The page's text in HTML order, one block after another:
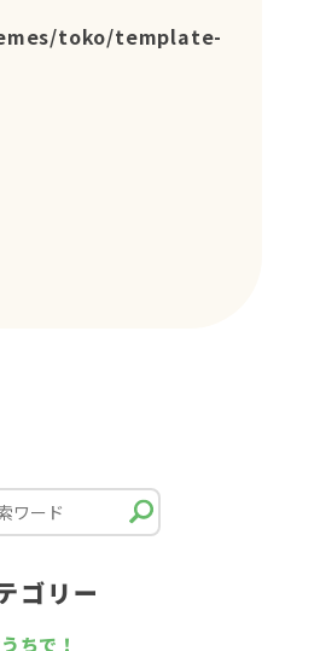
toko/template-
ゴリー
ちで！